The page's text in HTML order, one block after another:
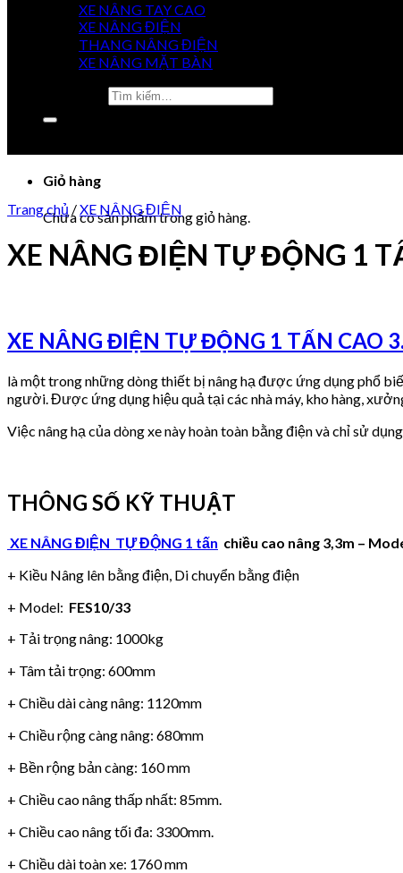
TỐT NHẤT
0915 851 488
Giỏ hàng
Chưa có sản phẩm trong giỏ hàng.
XE NÂNG TAY CAO
XE NÂNG ĐIỆN
THANG NÂNG ĐIỆN
XE NÂNG MẶT BÀN
Trang chủ /XE NÂNG ĐIỆN
XE NÂNG ĐIỆN TỰ ĐỘNG 1
XE NÂNG ĐIỆN TỰ ĐỘNG 1 TẤN CAO
là một trong những dòng thiết bị nâng hạ được ứng dụng phổ
người. Được ứng dụng hiệu quả tại các nhà máy, kho hàng,
Việc nâng hạ của dòng xe này hoàn toàn bằng điện và chỉ sử
THÔNG SỐ KỸ THUẬT
XE NÂNG ĐIỆN TỰ ĐỘNG 1 tấn chiều cao nâng 3,3m –
+ Kiều Nâng lên bằng điện, Di chuyển bằng điện
+ Model: FES10/33
+ Tải trọng nâng: 1000kg
+ Tâm tải trọng: 600mm
+ Chiều dài càng nâng: 1120mm
+ Chiều rộng càng nâng: 680mm
+ Bền rộng bản càng: 160 mm
+ Chiều cao nâng thấp nhất: 85mm.
+ Chiều cao nâng tối đa: 3300mm.
+ Chiều dài toàn xe: 1760 mm